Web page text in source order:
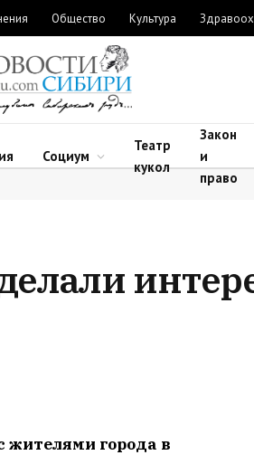
Общество Культура
Социум
Театр
кукол
Закон
и
право
жителями города в